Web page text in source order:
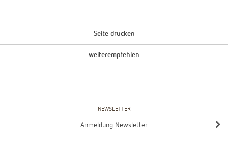
Seite drucken
weiterempfehlen
NEWSLETTER
Anmeldung Newsletter